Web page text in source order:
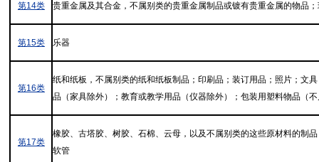
第14类 贵重金属及其合金，不属别类的贵重金属制品或镀有贵重金属的物品
第15类 乐器
第16类
纸和纸板，不属别类的纸和纸板制品；印刷品；装订用品；照片；文
品（家具除外）；教育或教学用品（仪器除外）；包装用塑料物品（
第17类
橡胶、古塔胶、树胶、石棉、云母，以及不属别类的这些原材料的制
软管